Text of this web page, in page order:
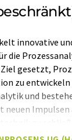
innovative
die
gesetzt,
zu entwickeln
und
neuen Impulsen
von InProSens